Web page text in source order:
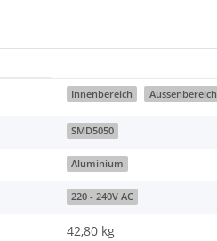
Innenbereich Aussenbereich
SMD5050
Aluminium
220 - 240V AC
42,80 kg